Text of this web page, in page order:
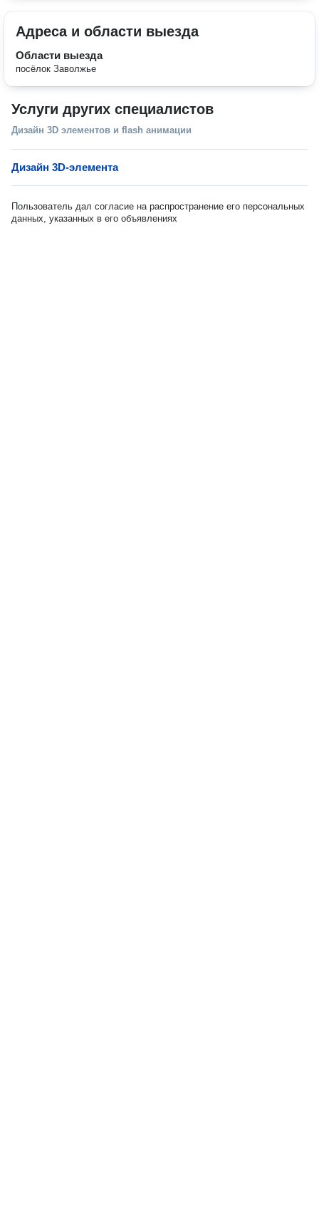
Адреса и области выезда
Области выезда
посёлок Заволжье
Услуги других специалистов
Дизайн 3D элементов и flash анимации
Дизайн 3D-элемента
Пользователь дал согласие на распространение его персональных
данных, указанных в его объявлениях